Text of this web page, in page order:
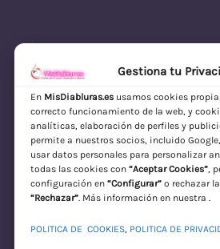
Gestiona tu
En MisDiabluras.esusamos cookies
correcto funcionamiento de la web, y
analíticas, elaboración de perfiles y
permite a nuestros socios, incluido
usar datos personales para personalizar
todas las cookies con “Aceptar Cookies”,
configuración en “Configurar”o rechazar
“Rechazar”. Más información en nuestra .
POLITICA DE COOKIES, POLITICA DE
MisDiabluras | Sexshop
Discreto en España
Acceder